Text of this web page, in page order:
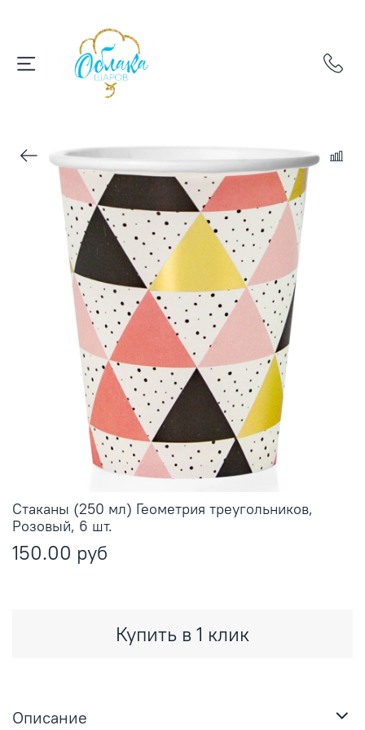
Стаканы (250 мл) Геометрия треугольников,
Розовый, 6 шт.
150.00 руб
Купить в 1 клик
Описание